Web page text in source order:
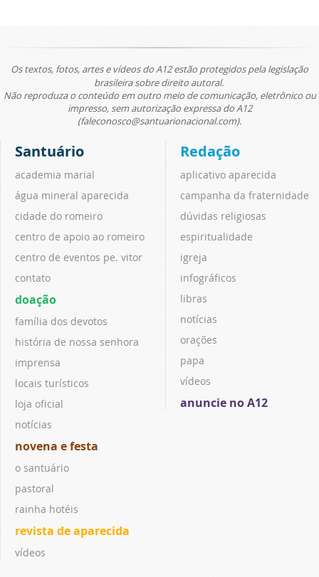
Os textos, fotos, artes e vídeos do A12 estão protegidos pela legislação
brasileira sobre direito autoral.
Não reproduza o conteúdo em outro meio de comunicação, eletrônico ou
impresso, sem autorização expressa do A12
(faleconosco@santuarionacional.com).
Santuário
academia marial
água mineral aparecida
cidade do romeiro
centro de apoio ao romeiro
centro de eventos pe. vitor
contato
doação
família dos devotos
história de nossa senhora
imprensa
locais turísticos
loja oficial
notícias
novena e festa
o santuário
pastoral
rainha hotéis
revista de aparecida
vídeos
Redação
aplicativo aparecida
campanha da fraternidade
dúvidas religiosas
espiritualidade
igreja
infográficos
libras
notícias
orações
papa
vídeos
anuncie no A12